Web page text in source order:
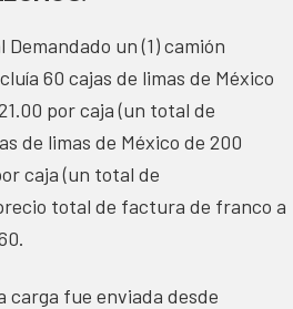
un (1) camión
60 cajas de limas de México
por caja (un total de
de limas de México de 200
caja (un total de
total de factura de franco a
carga fue enviada desde